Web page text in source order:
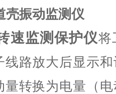
壳振动监测仪
速监测保护仪将
线路放大后显示
量转换为电量（